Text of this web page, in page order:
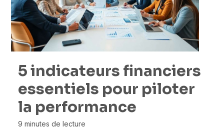
5 indicateurs financiers
essentiels pour piloter
la performance
9 minutes de lecture